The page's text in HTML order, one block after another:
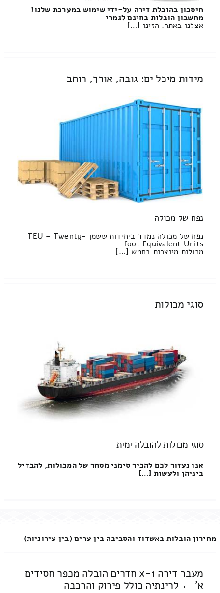
חיסכון בהובלת דירה על-ידי שימוש במערכת שלנו!
מחשבון הובלות בחינם לגמרי
אצלנו באתר. הזינו […]
מידות מיכל ים: גובה, אורך, רוחב
נפח של מכולה
נפח של מכולה נמדד ביחידות ששמן TEU – Twenty-
foot Equivalent Units
מכולות מיוצרות בחמש […]
סוגי מכולות
סוגי מכולות להובלה ימית
אנו נעזור לכם להכיר סימני מסחר של המכולות, להבדיל
ביניהן ולעשות […]
מחירון הובלות באשדוד והסביבה בין ערים (בין עירוניות)
מעבר דירה 1-x חדרים הובלה מכפר חסידים
א' ← לרינתיה כולל פירוק והרכבה